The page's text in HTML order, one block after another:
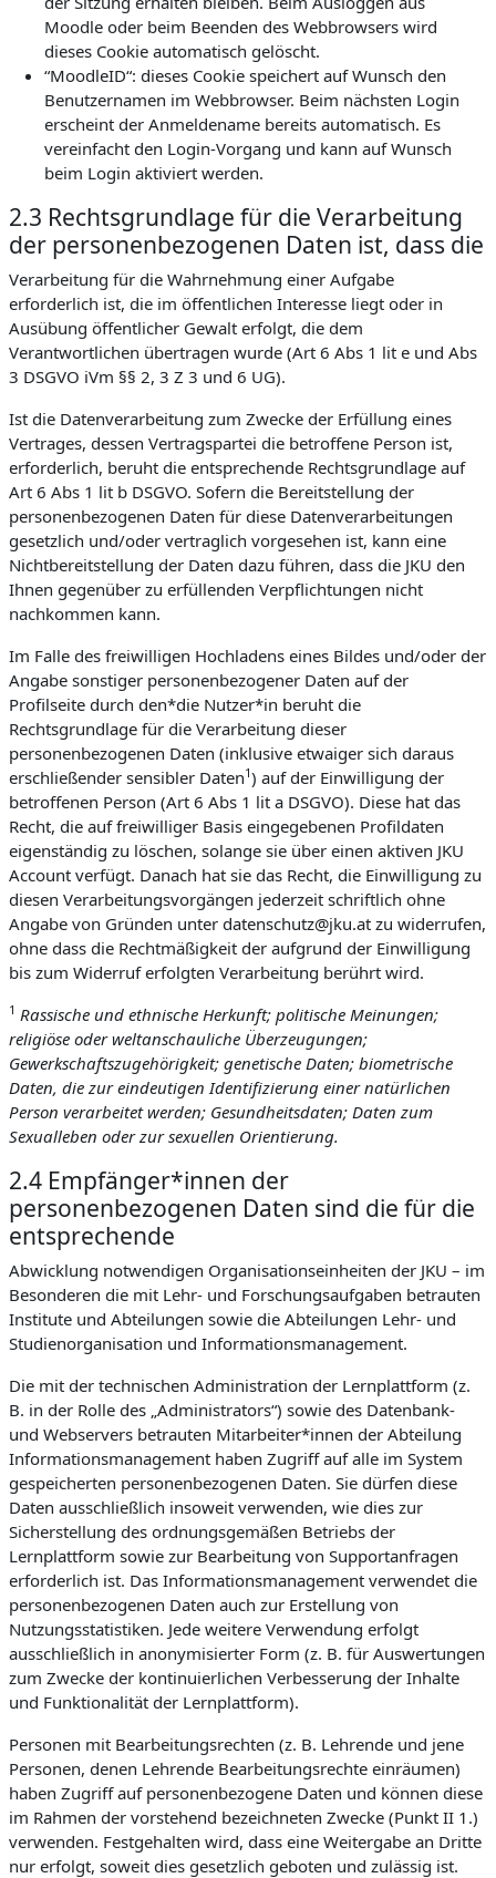
Moodle oder beim Beenden des Webbrowsers wird
dieses Cookie automatisch gelöscht.
“MoodleID“: dieses Cookie speichert auf Wunsch den
Benutzernamen im Webbrowser. Beim nächsten Login
erscheint der Anmeldename bereits automatisch. Es
vereinfacht den Login-Vorgang und kann auf Wunsch
beim Login aktiviert werden.
2.3 Rechtsgrundlage für die Verarbeitung
der personenbezogenen Daten ist, dass die
Verarbeitung für die Wahrnehmung einer Aufgabe
erforderlich ist, die im öffentlichen Interesse liegt oder in
Ausübung öffentlicher Gewalt erfolgt, die dem
Verantwortlichen übertragen wurde (Art 6 Abs 1 lit e und Abs
3 DSGVO iVm §§ 2, 3 Z 3 und 6 UG).
Ist die Datenverarbeitung zum Zwecke der Erfüllung eines
Vertrages, dessen Vertragspartei die betroffene Person ist,
erforderlich, beruht die entsprechende Rechtsgrundlage auf
Art 6 Abs 1 lit b DSGVO. Sofern die Bereitstellung der
personenbezogenen Daten für diese Datenverarbeitungen
gesetzlich und/oder vertraglich vorgesehen ist, kann eine
Nichtbereitstellung der Daten dazu führen, dass die JKU den
Ihnen gegenüber zu erfüllenden Verpflichtungen nicht
nachkommen kann.
Im Falle des freiwilligen Hochladens eines Bildes und/oder der
Angabe sonstiger personenbezogener Daten auf der
Profilseite durch den*die Nutzer*in beruht die
Rechtsgrundlage für die Verarbeitung dieser
personenbezogenen Daten (inklusive etwaiger sich daraus
erschließender sensibler Daten1) auf der Einwilligung der
betroffenen Person (Art 6 Abs 1 lit a DSGVO). Diese hat das
Recht, die auf freiwilliger Basis eingegebenen Profildaten
eigenständig zu löschen, solange sie über einen aktiven JKU
Account verfügt. Danach hat sie das Recht, die Einwilligung zu
diesen Verarbeitungsvorgängen jederzeit schriftlich ohne
Angabe von Gründen unter datenschutz@jku.at zu widerrufen,
ohne dass die Rechtmäßigkeit der aufgrund der Einwilligung
bis zum Widerruf erfolgten Verarbeitung berührt wird.
1 Rassische und ethnische Herkunft; politische Meinungen;
religiöse oder weltanschauliche Überzeugungen;
Gewerkschaftszugehörigkeit; genetische Daten; biometrische
Daten, die zur eindeutigen Identifizierung einer natürlichen
Person verarbeitet werden; Gesundheitsdaten; Daten zum
Sexualleben oder zur sexuellen Orientierung.
2.4 Empfänger*innen der
personenbezogenen Daten sind die für die
entsprechende
Abwicklung notwendigen Organisationseinheiten der JKU – im
Besonderen die mit Lehr- und Forschungsaufgaben betrauten
Institute und Abteilungen sowie die Abteilungen Lehr- und
Studienorganisation und Informationsmanagement.
Die mit der technischen Administration der Lernplattform (z.
B. in der Rolle des „Administrators“) sowie des Datenbank-
und Webservers betrauten Mitarbeiter*innen der Abteilung
Informationsmanagement haben Zugriff auf alle im System
gespeicherten personenbezogenen Daten. Sie dürfen diese
Daten ausschließlich insoweit verwenden, wie dies zur
Sicherstellung des ordnungsgemäßen Betriebs der
Lernplattform sowie zur Bearbeitung von Supportanfragen
erforderlich ist. Das Informationsmanagement verwendet die
personenbezogenen Daten auch zur Erstellung von
Nutzungsstatistiken. Jede weitere Verwendung erfolgt
ausschließlich in anonymisierter Form (z. B. für Auswertungen
zum Zwecke der kontinuierlichen Verbesserung der Inhalte
und Funktionalität der Lernplattform).
Personen mit Bearbeitungsrechten (z. B. Lehrende und jene
Personen, denen Lehrende Bearbeitungsrechte einräumen)
haben Zugriff auf personenbezogene Daten und können diese
im Rahmen der vorstehend bezeichneten Zwecke (Punkt II 1.)
verwenden. Festgehalten wird, dass eine Weitergabe an Dritte
nur erfolgt, soweit dies gesetzlich geboten und zulässig ist.